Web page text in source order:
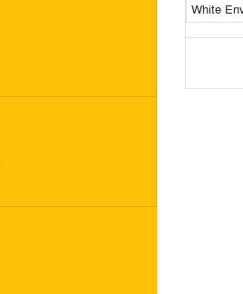
White